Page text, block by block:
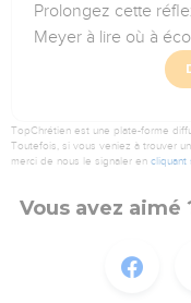
Prolongez cette
Meyer à lire où à
TopChrétien est une plate-forme
Toutefois, si vous veniez à trouver
merci de nous le signaler en cliquant
Vous avez aimé